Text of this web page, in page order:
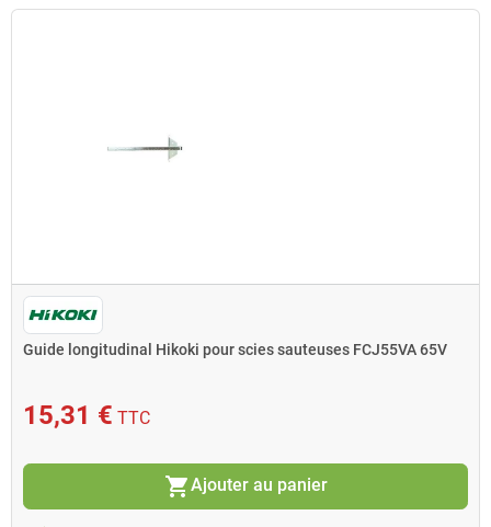
Guide longitudinal Hikoki pour scies sauteuses FCJ55VA 65V
15,31 € TTC
shopping_cartAjouter au panier